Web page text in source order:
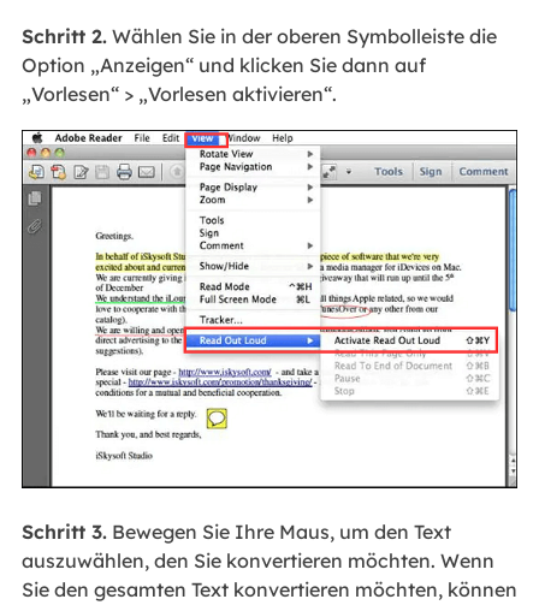
Schritt 2.Wählen Sie in der oberen Symbolleiste die
Option „Anzeigen“ und klicken Sie dann auf
„Vorlesen“ > „Vorlesen aktivieren“.
Schritt 3.Bewegen Sie Ihre Maus, um den Text
auszuwählen, den Sie konvertieren möchten. Wenn
Sie den gesamten Text konvertieren möchten, können